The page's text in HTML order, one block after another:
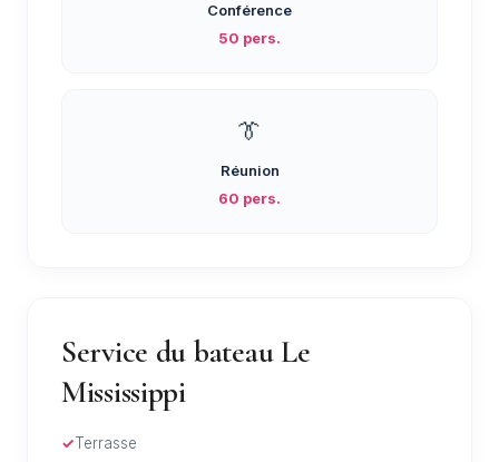
Conférence
50 pers.
👔
Réunion
60 pers.
Service du bateau Le
Mississippi
Terrasse